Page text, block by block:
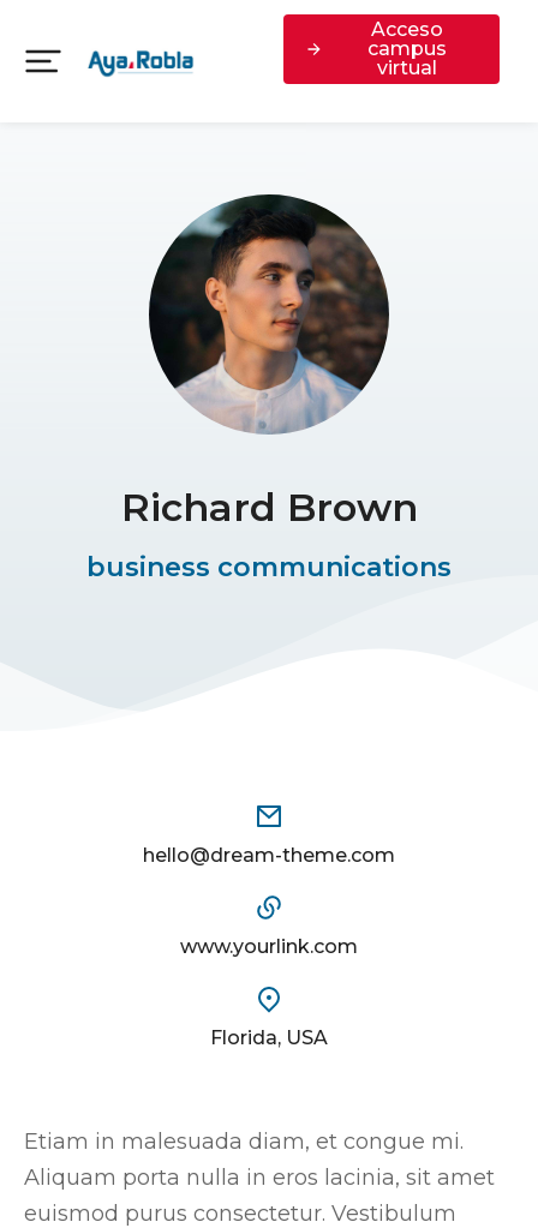
Acceso
campus
virtual
Richard Brown
business communications
Etiam in malesuada diam, et congue mi.
Aliquam porta nulla in eros lacinia, sit amet
euismod purus consectetur. Vestibulum
hello@dream-theme.com
www.yourlink.com
Florida, USA